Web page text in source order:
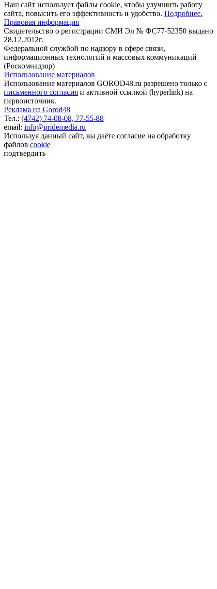
Наш сайт использует файлы cookie, чтобы улучшить работу
сайта, повысить его эффективность и удобство. Подробнее.
Правовая информация
Свидетельство о регистрации СМИ Эл № ФС77-52350 выдано
28.12.2012г.
Федеральной службой по надзору в сфере связи,
информационных технологий и массовых коммуникаций
(Роскомнадзор)
Использование материалов
Использование материалов GOROD48.ru разрешено только с
письменного согласия и активной ссылкой (hyperlink) на
первоисточник.
Реклама на Gorod48
Тел.: (4742) 74-08-08, 77-55-88
email: info@pridemedia.ru
Используя данный сайт, вы даёте согласие на обработку
файлов cookie
подтвердить